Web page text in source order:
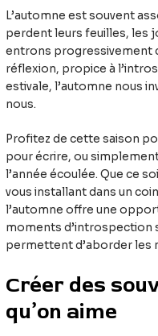
L’automne est souvent
perdent leurs feuilles, les
entrons progressivement
réflexion, propice à
estivale, l’automne nous
nous.
Profitez de cette saison
pour écrire, ou
l’année écoulée. Que ce
vous installant dans un
l’automne offre une
moments d’introspection
permettent d’aborder les
Créer des
qu’on aime